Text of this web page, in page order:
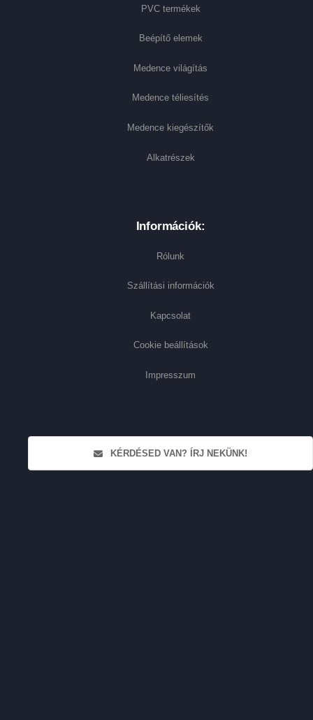
PVC termékek
Beépítő elemek
Medence világítás
Medence téliesítés
Medence kiegészítők
Alkatrészek
Információk:
Rólunk
Szállítási információk
Kapcsolat
Cookie beállítások
Impresszum
KÉRDÉSED VAN? ÍRJ NEKÜNK!